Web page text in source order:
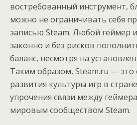
востребованный инструмент,
можно не ограничивать себя
записью Steam. Любой геймер
законно и без рисков
баланс, несмотря на
Таким образом, Steam.ru —
развития культуры игр в
упрочения связи между
мировым сообществом Steam.